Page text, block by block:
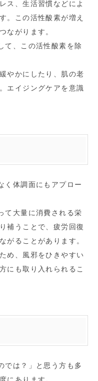
ス、生活習慣などによ
。この活性酸素が増え
ながります。
て、この活性酸素を除
やかにしたり、肌の老
エイジングケアを意識
く体調面にもアプロー
て大量に消費される栄
補うことで、疲労回復
がることがあります。
め、風邪をひきやすい
にも取り入れられるこ
では？」と思う方も多